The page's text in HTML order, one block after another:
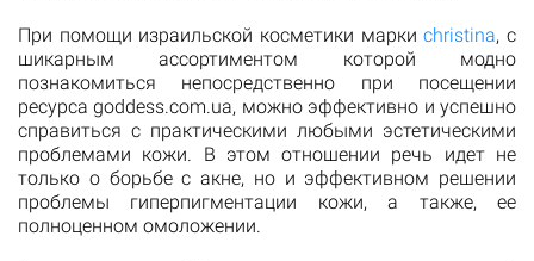
При помощи израильской косметики маркиchristina, с
шикарным ассортиментом которой модно
познакомиться непосредственно при посещении
ресурса goddess.com.ua, можно эффективно и успешно
справиться с практическими любыми эстетическими
проблемами кожи. В этом отношении речь идет не
только о борьбе с акне, но и эффективном решении
проблемы гиперпигментации кожи, а также, ее
полноценном омоложении.